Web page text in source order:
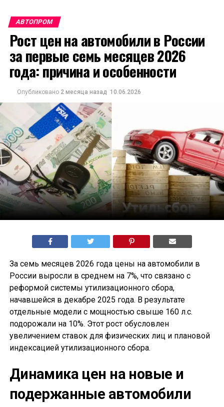
АВТОПРОМ
Рост цен на автомобили в России
за первые семь месяцев 2026
года: причина и особенности
Опубликовано 2 месяца назад 10.06.2026
За семь месяцев 2026 года цены на автомобили в
России выросли в среднем на 7%, что связано с
реформой системы утилизационного сбора,
начавшейся в декабре 2025 года. В результате
отдельные модели с мощностью свыше 160 л.с.
подорожали на 10%. Этот рост обусловлен
увеличением ставок для физических лиц и плановой
индексацией утилизационного сбора.
Динамика цен на новые и
подержанные автомобили